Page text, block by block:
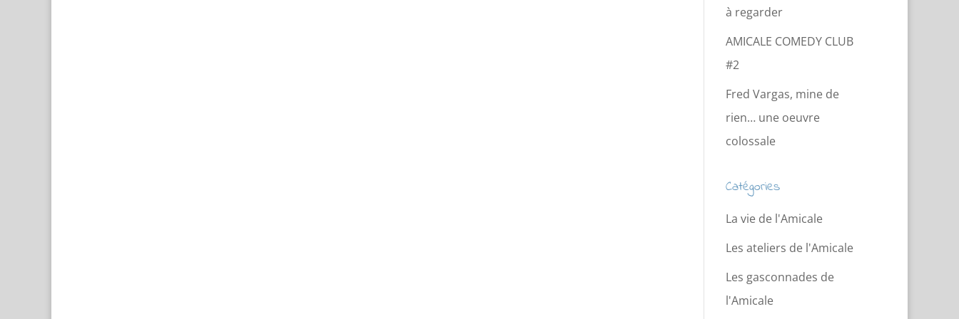
à regarder
AMICALE COMEDY CLUB
#2
Fred Vargas, mine de
rien… une oeuvre
colossale
Catégories
La vie de l'Amicale
Les ateliers de l'Amicale
Les gasconnades de
l'Amicale